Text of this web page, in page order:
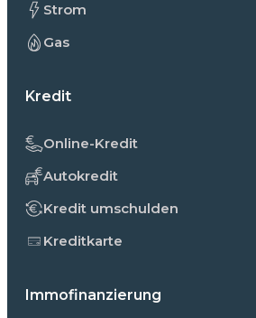
Strom
Gas
Kredit
Online-Kredit
Autokredit
Kredit umschulden
Kreditkarte
Immofinanzierung